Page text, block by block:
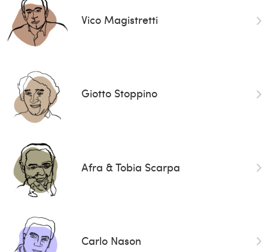
Vico Magistretti
Giotto Stoppino
Afra & Tobia Scarpa
Carlo Nason